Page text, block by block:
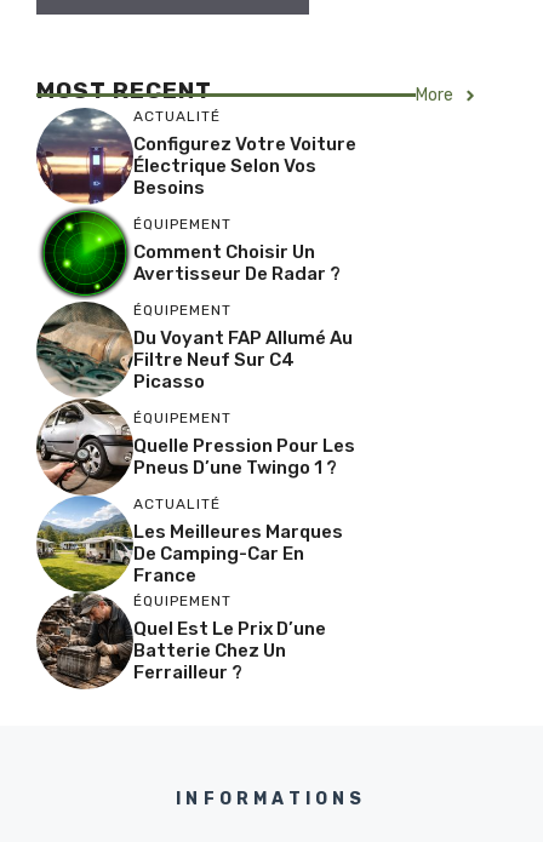
MOST RECENT More
ACTUALITÉ
Configurez Votre Voiture
Électrique Selon Vos
Besoins
ÉQUIPEMENT
Comment Choisir Un
Avertisseur De Radar ?
ÉQUIPEMENT
Du Voyant FAP Allumé Au
Filtre Neuf Sur C4
Picasso
ÉQUIPEMENT
Quelle Pression Pour Les
Pneus D’une Twingo 1 ?
ACTUALITÉ
Les Meilleures Marques
De Camping-Car En
France
ÉQUIPEMENT
Quel Est Le Prix D’une
Batterie Chez Un
Ferrailleur ?
INFORMATIONS